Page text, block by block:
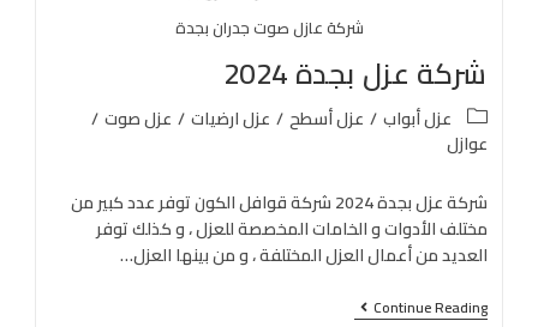
شركة عازل صوت جدران بجدة
شركة عزل بجدة 2024
عزل أبواب/ عزل أسطح/ عزل ارضيات/ عزل صوت/
عوازل
شركة عزل بجدة 2024 شركة قوافل الكون توفر عدد كبير من
مختلف الأدوات و الخامات المخصصة للعزل ، و كذلك توفر
العديد من أعمال العزل المختلفة ، و من بينها العزل…
Continue Reading